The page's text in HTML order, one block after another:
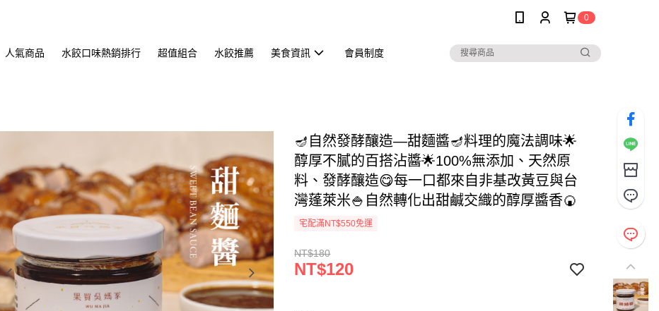
0
人氣商品 水餃口味熱銷排行 超值組合 水餃推薦 美食資訊 會員制度
🪔自然發酵釀造—甜麵醬🪔料理的魔法調味🌟
醇厚不膩的百搭沾醬🌟100%無添加、天然原
料、發酵釀造😋每一口都來自非基改黃豆與台
灣蓬萊米🍚自然轉化出甜鹹交織的醇厚醬香🍘
宅配滿NT$550免運
NT$180
NT$120